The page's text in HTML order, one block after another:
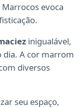
evoca
inigualável,
dia. A cor marrom
diversos
seu espaço,